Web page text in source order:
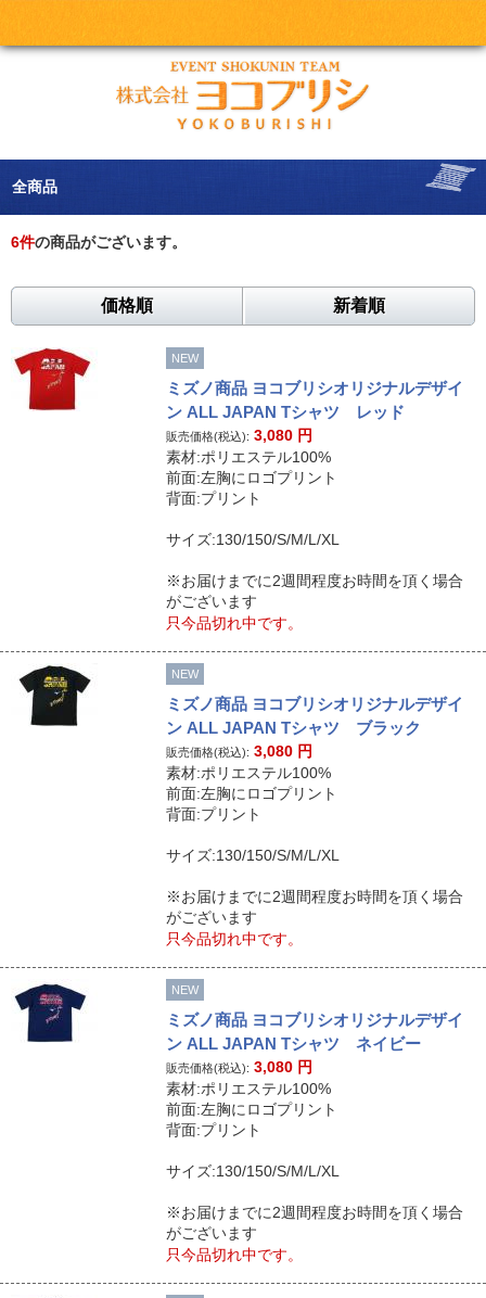
全商品
6件の商品がございます。
価格順 新着順
NEW
ミズノ商品 ヨコブリシオリジナルデザイ
ン ALL JAPAN Tシャツ レッド
販売価格(税込): 3,080 円
素材:ポリエステル100%
前面:左胸にロゴプリント
背面:プリント
サイズ:130/150/S/M/L/XL
※お届けまでに2週間程度お時間を頂く場合
がございます
只今品切れ中です。
NEW
ミズノ商品 ヨコブリシオリジナルデザイ
ン ALL JAPAN Tシャツ ブラック
販売価格(税込): 3,080 円
素材:ポリエステル100%
前面:左胸にロゴプリント
背面:プリント
サイズ:130/150/S/M/L/XL
※お届けまでに2週間程度お時間を頂く場合
がございます
只今品切れ中です。
NEW
ミズノ商品 ヨコブリシオリジナルデザイ
ン ALL JAPAN Tシャツ ネイビー
販売価格(税込): 3,080 円
素材:ポリエステル100%
前面:左胸にロゴプリント
背面:プリント
サイズ:130/150/S/M/L/XL
※お届けまでに2週間程度お時間を頂く場合
がございます
只今品切れ中です。